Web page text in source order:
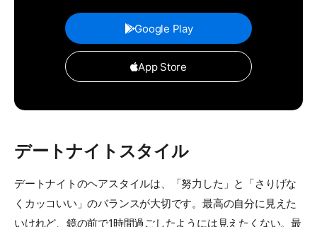
Google Play
App Store
デートナイトスタイル
デートナイトのヘアスタイルは、「努力した」と「さりげな
くカッコいい」のバランスが大切です。最高の自分に見えた
いけれど、鏡の前で1時間過ごしたようには見えたくない。最